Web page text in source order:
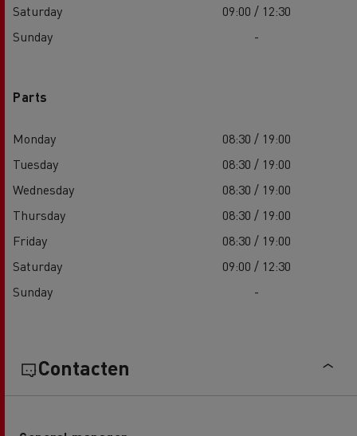
Saturday
09:00 / 12:30
Sunday
-
Parts
Monday
08:30 / 19:00
Tuesday
08:30 / 19:00
Wednesday
08:30 / 19:00
Thursday
08:30 / 19:00
Friday
08:30 / 19:00
Saturday
09:00 / 12:30
Sunday
-
Contacten